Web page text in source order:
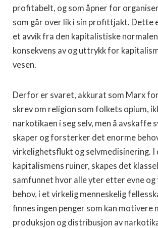
profitabelt, og som åpner for
som går over lik i sin profittjakt. Dette
et avvik fra den kapitalistiske
konsekvens av og uttrykk for
vesen.
Derfor er svaret, akkurat som Marx
skrev om religion som folkets opium,
narkotikaen i seg selv, men å avskaffe
skaper og forsterker det enorme
virkelighetsflukt og selvmedisinering. I
kapitalismens ruiner, skapes det
samfunnet hvor alle yter etter evne
behov, i et virkelig menneskelig
finnes ingen penger som kan motivere
produksjon og distribusjon av